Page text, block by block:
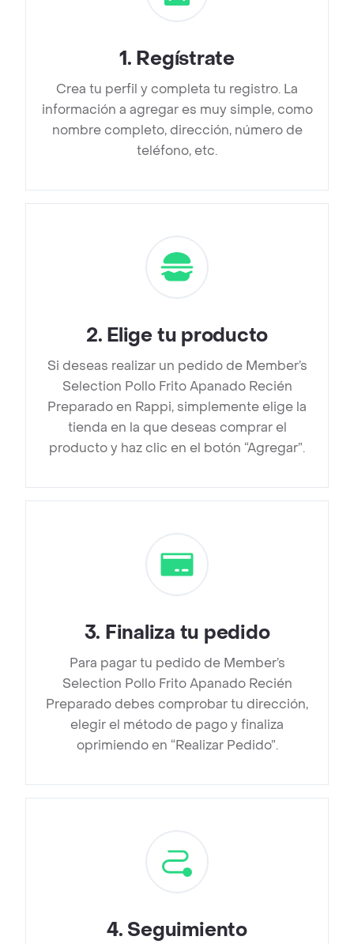
1. Regístrate
Crea tu perfil y completa tu registro. La
información a agregar es muy simple, como
nombre completo, dirección, número de
teléfono, etc.
2. Elige tu producto
Si deseas realizar un pedido de Member’s
Selection Pollo Frito Apanado Recién
Preparado en Rappi, simplemente elige la
tienda en la que deseas comprar el
producto y haz clic en el botón “Agregar”.
3. Finaliza tu pedido
Para pagar tu pedido de Member’s
Selection Pollo Frito Apanado Recién
Preparado debes comprobar tu dirección,
elegir el método de pago y finaliza
oprimiendo en “Realizar Pedido”.
4. Seguimiento